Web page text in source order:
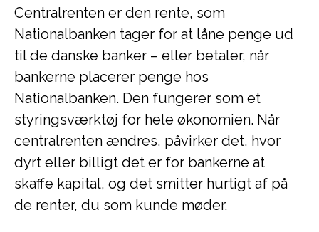
Centralrenten er den rente, som
Nationalbanken tager for at låne penge ud
til de danske banker – eller betaler, når
bankerne placerer penge hos
Nationalbanken. Den fungerer som et
styringsværktøj for hele økonomien. Når
centralrenten ændres, påvirker det, hvor
dyrt eller billigt det er for bankerne at
skaffe kapital, og det smitter hurtigt af på
de renter, du som kunde møder.